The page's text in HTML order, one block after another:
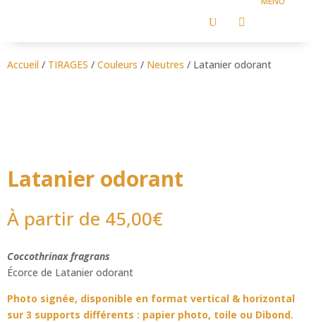
U 
Accueil / TIRAGES / Couleurs / Neutres / Latanier odorant
Latanier odorant
À partir de 45,00€
Coccothrinax fragrans
Écorce de Latanier odorant
Photo signée, disponible en format vertical & horizontal
sur 3 supports différents : papier photo, toile ou Dibond.